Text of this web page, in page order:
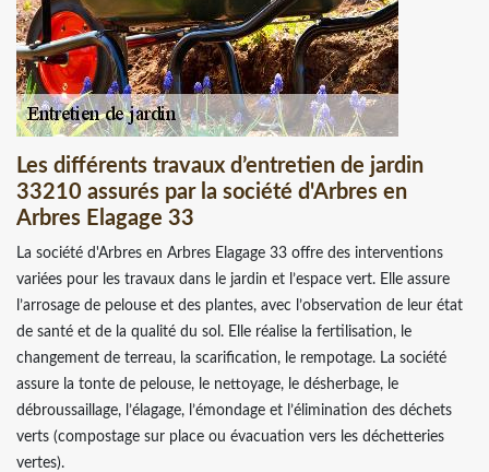
Les différents travaux d’entretien de jardin
33210 assurés par la société d'Arbres en
Arbres Elagage 33
La société d'Arbres en Arbres Elagage 33 offre des interventions
variées pour les travaux dans le jardin et l’espace vert. Elle assure
l’arrosage de pelouse et des plantes, avec l’observation de leur état
de santé et de la qualité du sol. Elle réalise la fertilisation, le
changement de terreau, la scarification, le rempotage. La société
assure la tonte de pelouse, le nettoyage, le désherbage, le
débroussaillage, l’élagage, l’émondage et l’élimination des déchets
verts (compostage sur place ou évacuation vers les déchetteries
vertes).